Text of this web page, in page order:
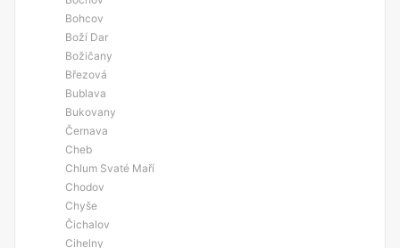
Bohcov
Boží Dar
Božičany
Březová
Bublava
Bukovany
Černava
Cheb
Chlum Svaté Maří
Chodov
Chyše
Čichalov
Cihelny